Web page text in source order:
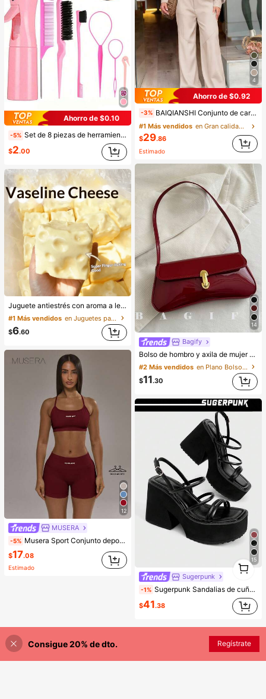
Ahorro de $0.10
-5% Set de 8 piezas de herramientas para el peinado en color rosa - Botella rociadora, peine de cola, cepillo volumizador, moldeador de moño y pasadores para el cabello, adecuado para trenzar y peinados DIY
$2.00
Juguete antiestrés con aroma a leche dulce de TPR suave y esponjoso con forma de dumpling, adorno divertido y lindo de 5 cm para apretar, regalo práctico y de moda, adecuado para cumpleaños, Pascua, Halloween, Navidad y varios regalos de fiesta, mejora el estado de ánimo
#1 Más vendidos
en Juguetes para apretar para adolescentes
$6.60
12
MUSERA
-5% Musera Sport Conjunto deportivo de sujetador deportivo con espalda cruzada y mallas con efecto trasero fruncido. Conjunto de activewear para pádel, invierno, gimnasio, entrenamiento y verano
$17.08
Estimado
4
Ahorro de $0.92
-3% BAIQIANSHI Conjunto de cargo para mujer color albaricoque, con cremallera metálica bidireccional, botones y bolsillos, elegante y casual, estilo Y2K, ligero, holgado, sin elasticidad, para ir al trabajo, Día del Maestro, Acción de Gracias, regreso a clases, vacaciones, oficina, uso diario y calle, primavera, verano, otoño e invierno, estilo sin esfuerzo
#1 Más vendidos
en Gran calidad Conjuntos de dos piezas a juego
$29.86
Estimado
14
Bagify
Bolso de hombro y axila de mujer con decoración de solapa de cuero sintético vintage, adecuado para citas, salidas, reuniones, estética de los 90
#2 Más vendidos
en Plano Bolsos De Hombro De Mujer
$11.30
15
Sugerpunk
-1% Sugerpunk Sandalias de cuña de estilo casual y elegante con puntera abierta, con un esquema de color oscuro y gótico de estilo punk, con cierre de hebilla de tobillo elástica de metal con tiras cruzadas, perfectas para discotecas, fiestas, vacaciones y viajes.
$41.38
1
Consigue 20% de dto. Regístrate